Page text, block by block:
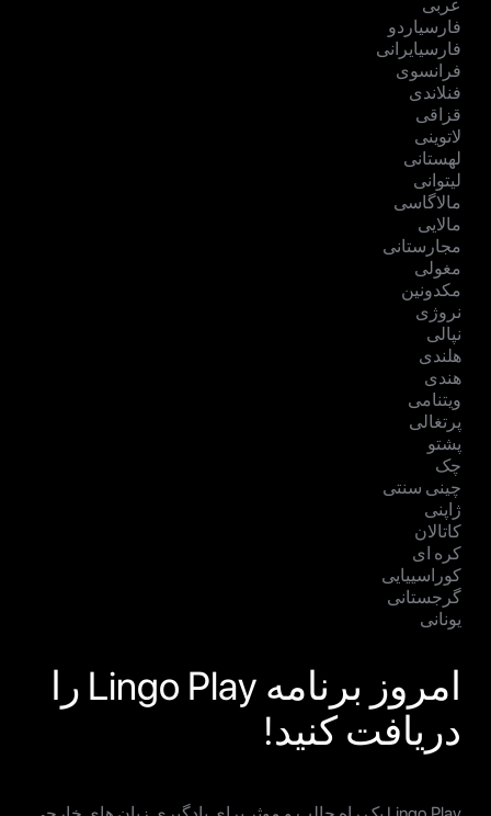
عربی
فارسیاردو
فارسیایرانی
فرانسوی
فنلاندی
قزاقی
لاتوینی
لهستانی
لیتوانی
مالاگاسی
مالایی
مجارستانی
مغولی
مکدونین
نروژی
نپالی
هلندی
هندی
ویتنامی
پرتغالی
پشتو
چک
چینی سنتی
ژاپنی
کاتالان
کره ای
کوراسییایی
گرجستانی
یونانی
امروز برنامه Lingo Play را
دریافت کنید!